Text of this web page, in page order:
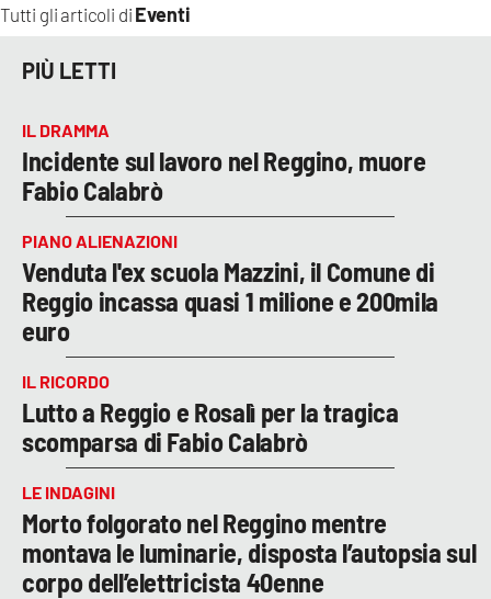
Tutti gli articoli di Eventi
PIÙ LETTI
IL DRAMMA
Incidente sul lavoro nel Reggino, muore
Fabio Calabrò
PIANO ALIENAZIONI
Venduta l'ex scuola Mazzini, il Comune di
Reggio incassa quasi 1 milione e 200mila
euro
IL RICORDO
Lutto a Reggio e Rosalì per la tragica
scomparsa di Fabio Calabrò
LE INDAGINI
Morto folgorato nel Reggino mentre
montava le luminarie, disposta l’autopsia sul
corpo dell’elettricista 40enne